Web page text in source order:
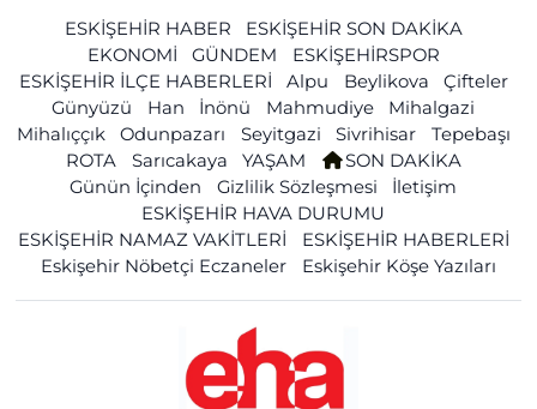
ESKİŞEHİR HABER
ESKİŞEHİR SON DAKİKA
EKONOMİ
GÜNDEM
ESKİŞEHİRSPOR
ESKİŞEHİR İLÇE HABERLERİ
Alpu Beylikova
Çifteler
Günyüzü
Han İnönü Mahmudiye
Mihalgazi
Mihalıççık
Odunpazarı Seyitgazi Sivrihisar
Tepebaşı
ROTA
Sarıcakaya YAŞAM
SON DAKİKA
Günün İçinden
Gizlilik Sözleşmesi
İletişim
ESKİŞEHİR HAVA DURUMU
ESKİŞEHİR NAMAZ VAKİTLERİ
ESKİŞEHİR HABERLERİ
Eskişehir Nöbetçi Eczaneler
Eskişehir Köşe Yazıları